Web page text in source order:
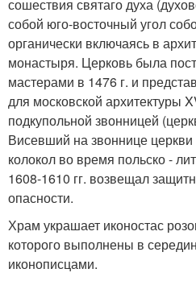
сошествия святаго духа
собой юго-восточный угол
органически включаясь в
монастыря. Церковь была
мастерами в 1476 г. и
для московской архитектуры
подкупольной звонницей
Висевший на звоннице
колокол во время польско -
1608-1610 гг. возвещал
опасности.
Храм украшает иконостас
которого выполнены в
иконописцами.